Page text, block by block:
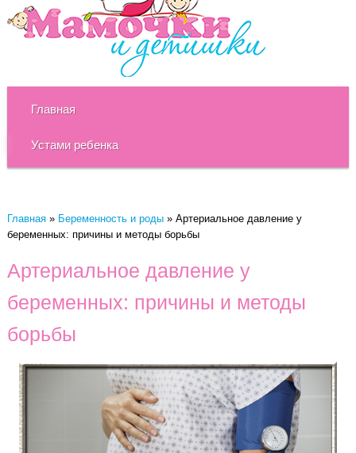
Главная
Устами ребенка
Главная» Беременность и роды» Артериальное давление у
беременных: причины и методы борьбы
Артериальное давление у
беременных: причины и методы
борьбы